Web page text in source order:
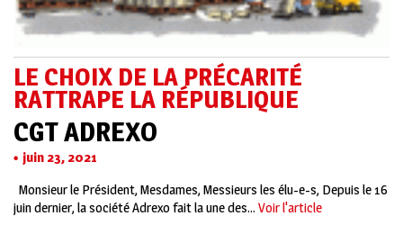
LE CHOIX DE LA PRÉCARITÉ
RATTRAPE LA RÉPUBLIQUE
CGT ADREXO
juin 23, 2021
Monsieur le Président, Mesdames, Messieurs les élu-e-s, Depuis le 16
juin dernier, la société Adrexo fait la une des... Voir l'article